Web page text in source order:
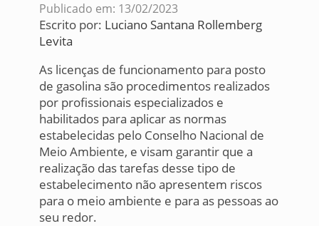
Publicado em: 13/02/2023
Escrito por: Luciano Santana Rollemberg
Levita
As licenças de funcionamento para posto
de gasolina são procedimentos realizados
por profissionais especializados e
habilitados para aplicar as normas
estabelecidas pelo Conselho Nacional de
Meio Ambiente, e visam garantir que a
realização das tarefas desse tipo de
estabelecimento não apresentem riscos
para o meio ambiente e para as pessoas ao
seu redor.